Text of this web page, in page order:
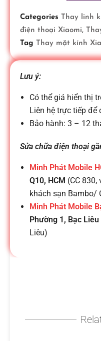
đ
i
ệ
n
t
h
o
ạ
i
i
Categories Thay linh
điện thoại Xiaomi,
Tag Thay mặt kính
Lưu ý:
Có thể giá hiển thị
Liên hệ trực tiếp để
Bảo hành: 3 – 12
Sửa chữa điện thoại
Minh Phát Mobile
Q10, HCM (CC
khách sạn Bambo/
Minh Phát Mobile
Phường 1, Bạc Liêu
Liêu)